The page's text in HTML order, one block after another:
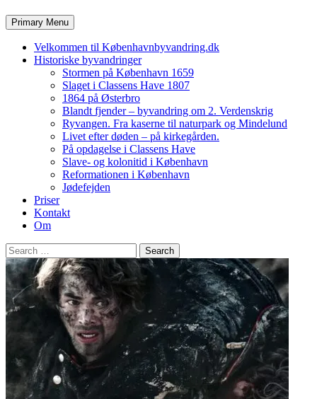
Search
Primary Menu Skip
to
content
Velkommen til Københavnbyvandring.dk
Historiske byvandringer
Stormen på København 1659
Slaget i Classens Have 1807
1864 på Østerbro
Blandt fjender – byvandring om 2. Verdenskrig
Ryvangen. Fra kaserne til naturpark og Mindelund
Livet efter døden – på kirkegården.
På opdagelse i Classens Have
Slave- og kolonitid i København
Reformationen i København
Jødefejden
Priser
Kontakt
Om
Search
for: